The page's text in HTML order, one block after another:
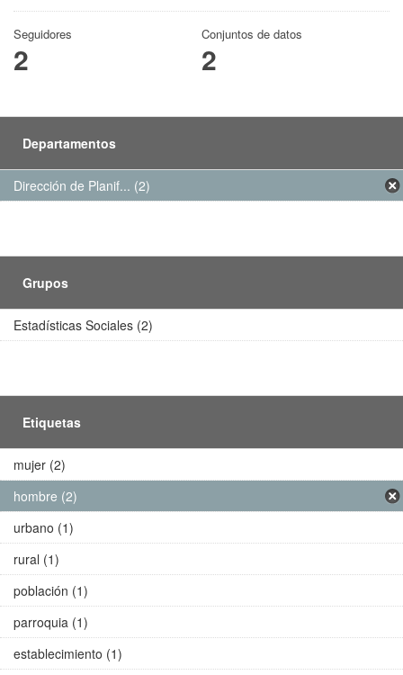
Seguidores
2
Conjuntos de datos
2
Departamentos
Dirección de Planif... (2)
Grupos
Estadísticas Sociales (2)
Etiquetas
mujer (2)
hombre (2)
urbano (1)
rural (1)
población (1)
parroquia (1)
establecimiento (1)